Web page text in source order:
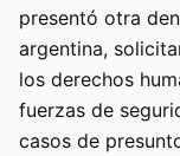
presentó otra
argentina,
los derechos
fuerzas de
casos de